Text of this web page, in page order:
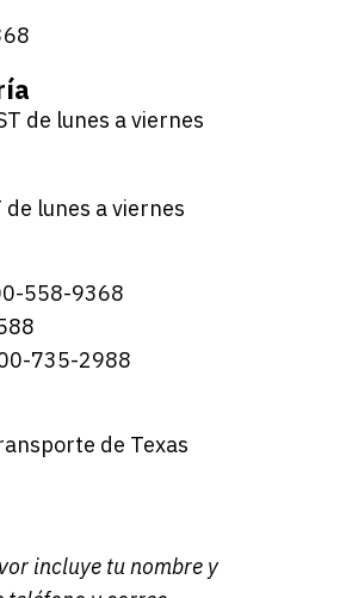
de lunes a viernes
de lunes a viernes
558-9368
735-2988
de Texas
incluye tu nombre y